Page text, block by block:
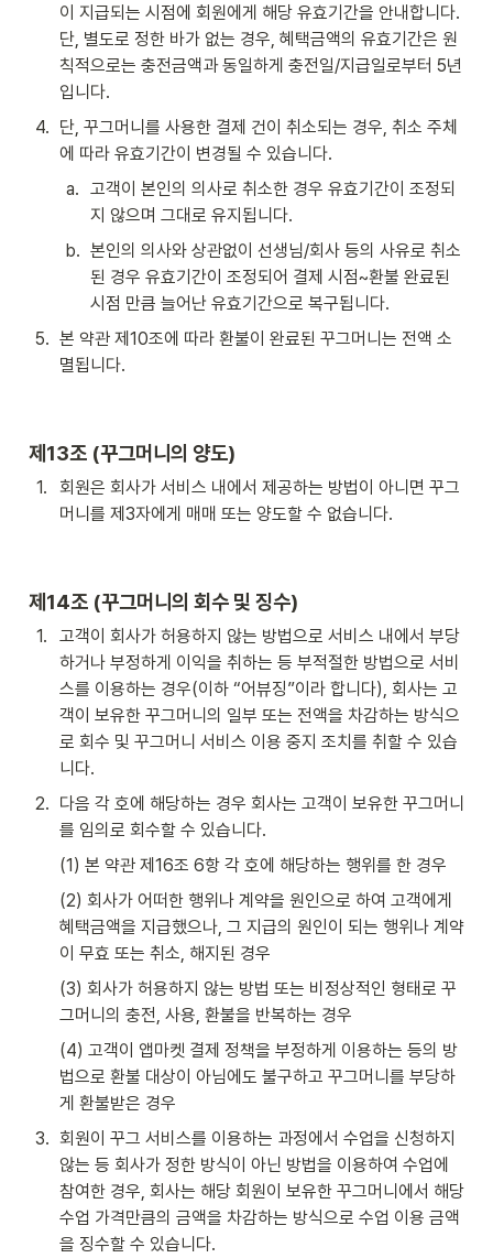
이 지급되는 시점에 회원에게 해당 유효기간을 안내합니다.
단, 별도로 정한 바가 없는 경우, 혜택금액의 유효기간은 원
칙적으로는 충전금액과 동일하게 충전일/지급일로부터 5년
입니다.
4. 단, 꾸그머니를 사용한 결제 건이 취소되는 경우, 취소 주체
에 따라 유효기간이 변경될 수 있습니다.
a. 고객이 본인의 의사로 취소한 경우 유효기간이 조정되
지 않으며 그대로 유지됩니다.
b. 본인의 의사와 상관없이 선생님/회사 등의 사유로 취소
된 경우 유효기간이 조정되어 결제 시점~환불 완료된
시점 만큼 늘어난 유효기간으로 복구됩니다.
5. 본 약관 제10조에 따라 환불이 완료된 꾸그머니는 전액 소
멸됩니다.
제13조 (꾸그머니의 양도)
1.
회원은 회사가 서비스 내에서 제공하는 방법이 아니면 꾸그
머니를 제3자에게 매매 또는 양도할 수 없습니다.
제14조 (꾸그머니의 회수 및 징수)
1.
고객이 회사가 허용하지 않는 방법으로 서비스 내에서 부당
하거나 부정하게 이익을 취하는 등 부적절한 방법으로 서비
스를 이용하는 경우(이하 “어뷰징”이라 합니다), 회사는 고
객이 보유한 꾸그머니의 일부 또는 전액을 차감하는 방식으
로 회수 및 꾸그머니 서비스 이용 중지 조치를 취할 수 있습
니다.
2. 다음 각 호에 해당하는 경우 회사는 고객이 보유한 꾸그머니
를 임의로 회수할 수 있습니다.
(1) 본 약관 제16조 6항 각 호에 해당하는 행위를 한 경우
(2) 회사가 어떠한 행위나 계약을 원인으로 하여 고객에게
혜택금액을 지급했으나, 그 지급의 원인이 되는 행위나 계약
이 무효 또는 취소, 해지된 경우
(3) 회사가 허용하지 않는 방법 또는 비정상적인 형태로 꾸
그머니의 충전, 사용, 환불을 반복하는 경우
(4) 고객이 앱마켓 결제 정책을 부정하게 이용하는 등의 방
법으로 환불 대상이 아님에도 불구하고 꾸그머니를 부당하
게 환불받은 경우
3. 회원이 꾸그 서비스를 이용하는 과정에서 수업을 신청하지
않는 등 회사가 정한 방식이 아닌 방법을 이용하여 수업에
참여한 경우, 회사는 해당 회원이 보유한 꾸그머니에서 해당
수업 가격만큼의 금액을 차감하는 방식으로 수업 이용 금액
을 징수할 수 있습니다.